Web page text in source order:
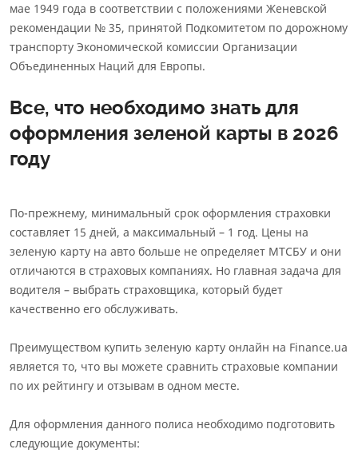
мае 1949 года в соответствии с положениями Женевской
рекомендации № 35, принятой Подкомитетом по дорожному
транспорту Экономической комиссии Организации
Объединенных Наций для Европы.
Все, что необходимо знать для
оформления зеленой карты в 2026
году
По-прежнему, минимальный срок оформления страховки
составляет 15 дней, а максимальный – 1 год. Цены на
зеленую карту на авто больше не определяет МТСБУ и они
отличаются в страховых компаниях. Но главная задача для
водителя – выбрать страховщика, который будет
качественно его обслуживать.
Преимуществом купить зеленую карту онлайн на Finance.ua
является то, что вы можете сравнить страховые компании
по их рейтингу и отзывам в одном месте.
Для оформления данного полиса необходимо подготовить
следующие документы: